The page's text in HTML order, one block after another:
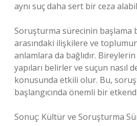
aynı suç daha sert bir ceza
Soruşturma sürecinin başlama
arasındaki ilişkilere ve
anlamlara da bağlıdır.
yapıları belirler ve suçun nasıl
konusunda etkili olur. Bu,
başlangıcında önemli bir
Sonuç: Kültür ve Soruşturma